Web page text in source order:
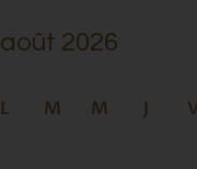
août 2026
L M M J V